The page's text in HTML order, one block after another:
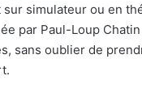
simulateur ou en
par Paul-Loup
sans oublier de